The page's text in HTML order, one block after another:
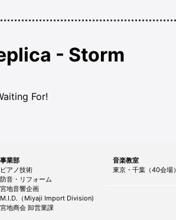
- Storm
For!
事業部
ピアノ技術
防音・リフォーム
宮地音響企画
M.I.D.（Miyaji Import Division)
宮地商会 卸営業課
音楽教室
東京・千葉（40会場）